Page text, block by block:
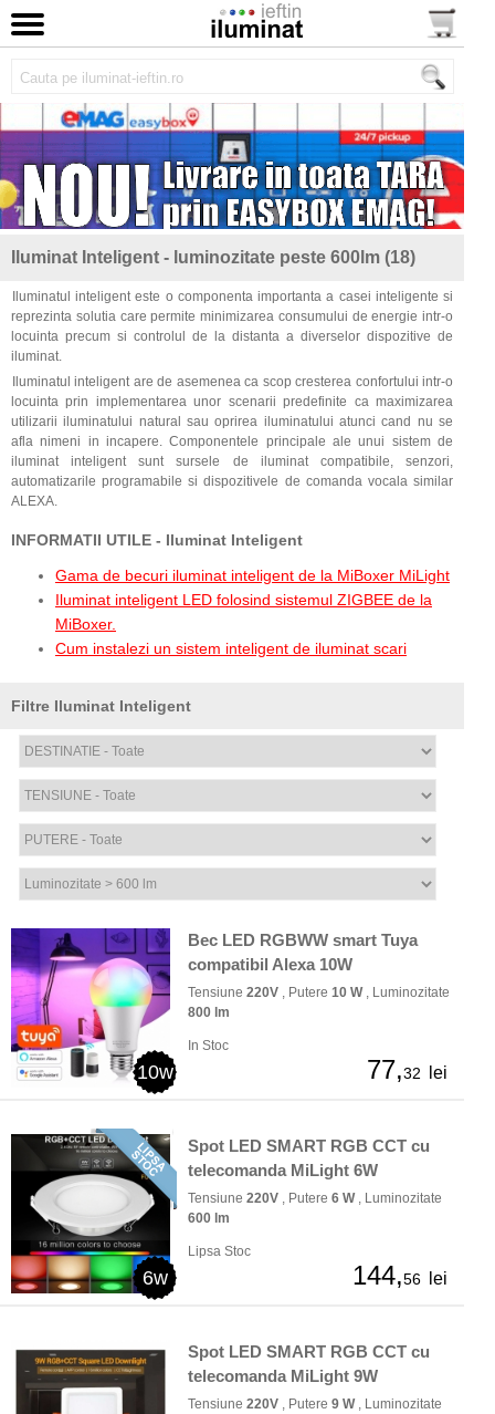
Iluminat Inteligent - luminozitate peste 600lm (18)
Iluminatul inteligent este o componenta importanta a casei inteligente si
reprezinta solutia care permite minimizarea consumului de energie intr-o
locuinta precum si controlul de la distanta a diverselor dispozitive de
iluminat.
Iluminatul inteligent are de asemenea ca scop cresterea confortului intr-o
locuinta prin implementarea unor scenarii predefinite ca maximizarea
utilizarii iluminatului natural sau oprirea iluminatului atunci cand nu se
afla nimeni in incapere. Componentele principale ale unui sistem de
iluminat inteligent sunt sursele de iluminat compatibile, senzori,
automatizarile programabile si dispozitivele de comanda vocala similar
ALEXA.
INFORMATII UTILE - Iluminat Inteligent
Gama de becuri iluminat inteligent de la MiBoxer MiLight
Iluminat inteligent LED folosind sistemul ZIGBEE de la
MiBoxer.
Cum instalezi un sistem inteligent de iluminat scari
Filtre Iluminat Inteligent
10w
Bec LED RGBWW smart Tuya
compatibil Alexa 10W
Tensiune 220V , Putere 10 W, Luminozitate
800 lm
In Stoc
77,32 lei
6w
Spot LED SMART RGB CCT cu
telecomanda MiLight 6W
Tensiune 220V , Putere 6 W, Luminozitate
600 lm
Lipsa Stoc
144,56 lei
Spot LED SMART RGB CCT cu
telecomanda MiLight 9W
Tensiune 220V , Putere 9 W, Luminozitate